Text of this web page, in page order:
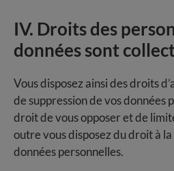
IV. Droits des
données sont
Vous disposez ainsi des droits
de suppression de vos données
droit de vous opposer et de
outre vous disposez du droit à
données personnelles.